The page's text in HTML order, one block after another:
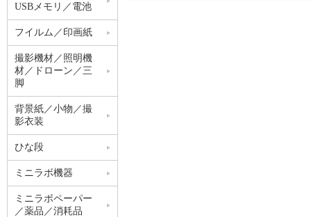
USBメモリ／電池
フイルム／印画紙
撮影機材／照明機
材／ドローン／三
脚
背景紙／小物／撮
影衣装
ひな段
ミニラボ機器
ミニラボペーパー
／薬品／消耗品